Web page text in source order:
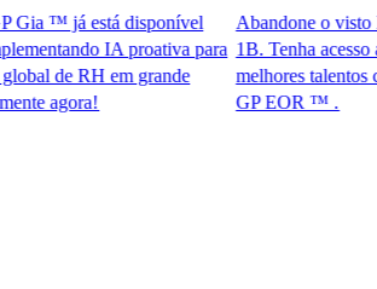
™ já está disponível
IA proativa para
de RH em grande
agora!​​
Abandone o visto H-
1B. Tenha acesso aos
melhores talentos com
GP EOR ™ .​​